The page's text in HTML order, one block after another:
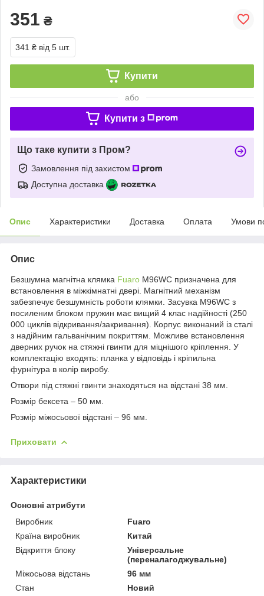
351 ₴
341 ₴ від 5 шт.
Купити
або
Купити з
Що таке купити з Пром?
Замовлення під захистом
Доступна доставка
Опис Характеристики Доставка Оплата Умови
Опис
Безшумна магнітна клямка Fuaro M96WC призначена для
встановлення в міжкімнатні двері. Магнітний механізм
забезпечує безшумність роботи клямки. Засувка M96WC з
посиленим блоком пружин має вищий 4 клас надійності (250
000 циклів відкривання/закривання). Корпус виконаний із сталі
з надійним гальванічним покриттям. Можливе встановлення
дверних ручок на стяжні гвинти для міцнішого кріплення. У
комплектацію входять: планка у відповідь і кріпильна
фурнітура в колір виробу.
Отвори під стяжні гвинти знаходяться на відстані 38 мм.
Розмір бексета – 50 мм.
Розмір міжосьової відстані – 96 мм.
Приховати
Характеристики
Основні атрибути
Виробник
Fuaro
Країна виробник
Китай
Відкриття блоку
Універсальне
(переналагоджувальне)
Міжосьова відстань
96 мм
Стан
Новий